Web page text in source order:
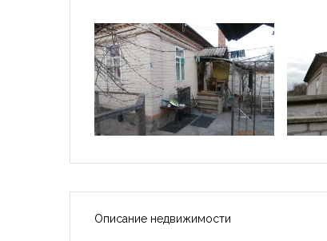
Описание недвижимости